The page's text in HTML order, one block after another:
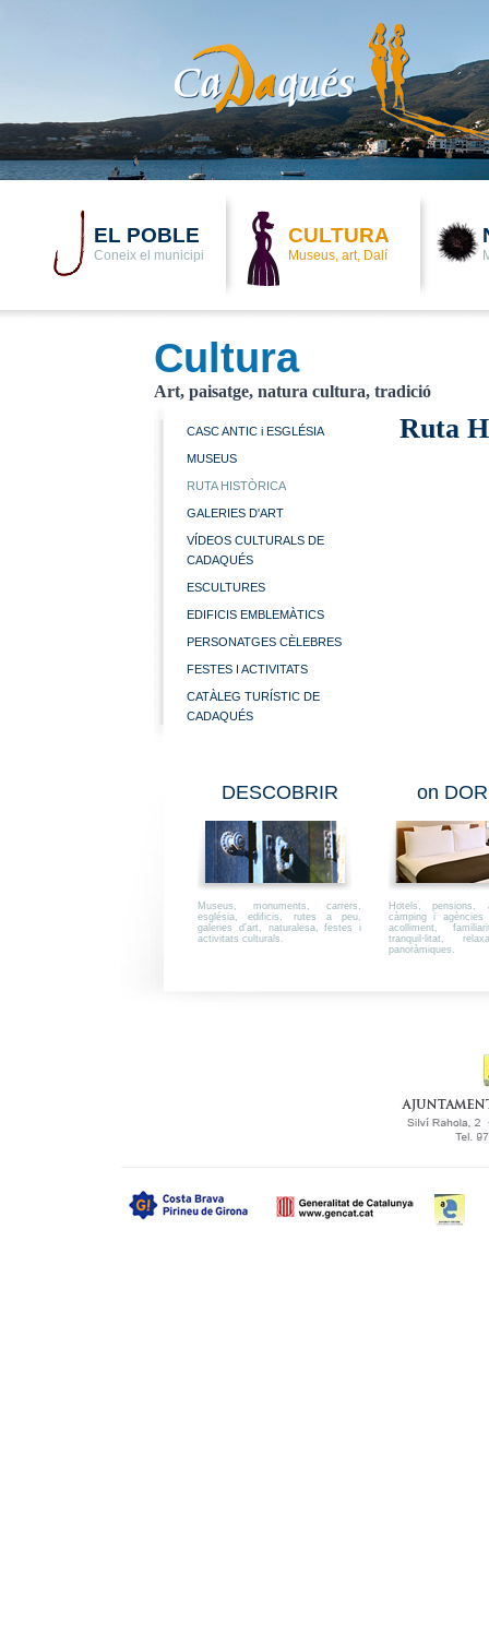
EL POBLE
Coneix el municipi
CULTURA
Museus, art, Dalí
Cultura
Art, paisatge, natura cultura, tradició
CASC ANTIC i ESGLÉSIA
MUSEUS
RUTA HISTÒRICA
GALERIES D'ART
VÍDEOS CULTURALS DE
CADAQUÉS
ESCULTURES
EDIFICIS EMBLEMÀTICS
PERSONATGES CÈLEBRES
FESTES I ACTIVITATS
CATÀLEG TURÍSTIC DE
CADAQUÉS
Ruta
DESCOBRIR
Museus, monuments, carrers,
església, edificis, rutes a peu,
galeries d’art, naturalesa, festes i
activitats culturals.
on
Hotels, pensions,
càmping i agències
acolliment,
tranquil·litat,
panoràmiques.